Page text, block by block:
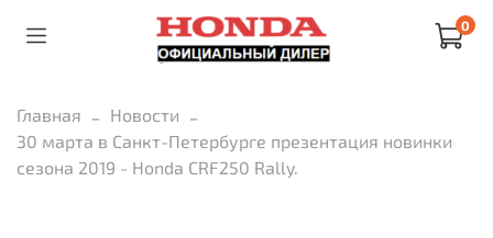
0
Главная
Новости
30 марта в Санкт-Петербурге презентация новинки
сезона 2019 - Honda CRF250 Rally.